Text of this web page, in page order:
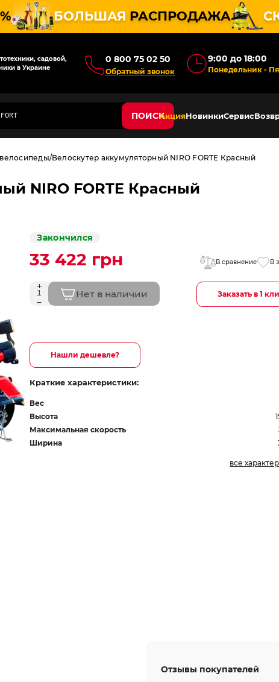
БОЛЬШАЯ РАСПРОДАЖА
садовой,
в Украине
0 800 75 02 50
Обратный звонок
9:00 до 18:00
Понедельник -
ПОИСКАкцияНовинкиСервис
Велоскутер аккумуляторный NIRO FORTE Красный
NIRO FORTE Красный
Закончился
33 422 грн В сравнение В
Нет в наличии Заказать в 1
Нашли дешевле?
Краткие характеристики:
Вес
Высота
Максимальная скорость
Ширина
все
Отзывы покупателей